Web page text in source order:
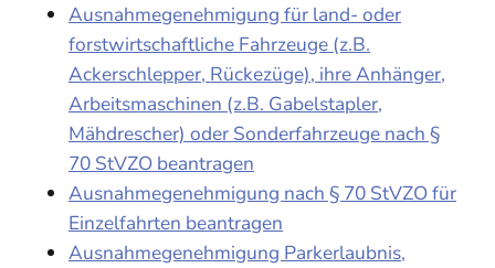
Ausnahmegenehmigung für land- oder
forstwirtschaftliche Fahrzeuge (z.B.
Ackerschlepper, Rückezüge), ihre Anhänger,
Arbeitsmaschinen (z.B. Gabelstapler,
Mähdrescher) oder Sonderfahrzeuge nach §
70 StVZO beantragen
Ausnahmegenehmigung nach § 70 StVZO für
Einzelfahrten beantragen
Ausnahmegenehmigung Parkerlaubnis,